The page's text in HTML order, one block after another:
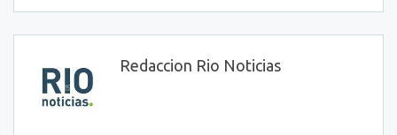
Redaccion Rio Noticias